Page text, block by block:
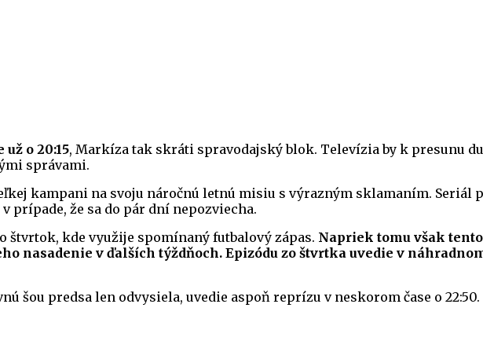
o 20:15, Markíza tak skráti spravodajský blok. Televízia by k presunu
správami.
kampani na svoju náročnú letnú misiu s výrazným sklamaním. Seriál
prípade, že sa do pár dní nepozviecha.
štvrtok, kde využije spomínaný futbalový zápas. Napriek tomu však
nasadenie v ďalších týždňoch. Epizódu zo štvrtka uvedie v
šou predsa len odvysiela, uvedie aspoň reprízu v neskorom čase o 22:50.